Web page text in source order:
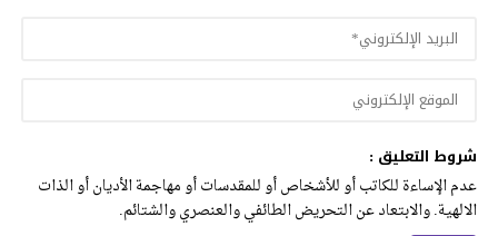
شروط التعليق :
عدم الإساءة للكاتب أو للأشخاص أو للمقدسات أو مهاجمة الأديان أو الذات
الالهية. والابتعاد عن التحريض الطائفي والعنصري والشتائم.